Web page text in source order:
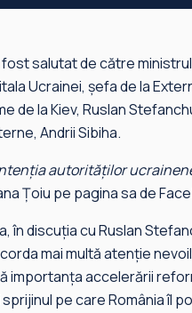
salutat de către
Ucrainei, șefa de la
de la Kiev, Ruslan
Andrii Sibiha.
autorităților
Țoiu pe pagina sa de
în discuția cu Ruslan
mai multă atenție
importanța accelerării
pe care România îl